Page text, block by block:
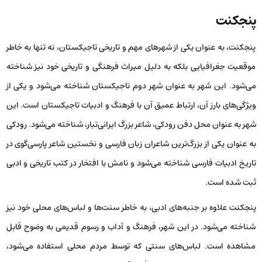
پنجکنت
پنجکنت، به عنوان یکی از شهرهای مهم و تاریخی تاجیکستان، نه تنها به خاطر
موقعیت جغرافیایی‌ بلکه به دلیل میراث فرهنگی و تاریخی‌ خود نیز شناخته
می‌شود. این شهر به عنوان شهر دوم تاجیکستان شناخته می‌شود و یکی از
ویژگی‌های بارز آن، ارتباط عمیق آن با فرهنگ و ادبیات تاجیکستان است. این
شهر به عنوان محل دفن رودکی، شاعر بزرگ ایرانی‌تبار، شناخته می‌شود. رودکی
به عنوان یکی از بزرگ‌ترین شاعران زبان فارسی و نخستین شاعر پارسی‌گوی در
تاریخ ادبیات فارسی شناخته می‌شود و نامش با افتخار در کتب تاریخی و ادبی
ثبت شده است.
پنجکنت علاوه بر جنبه‌های ادبی، به خاطر سنت‌ها و لباس‌های محلی خود نیز
شناخته می‌شود. در این شهر، فرهنگ و آداب و رسوم قدیمی به وضوح قابل
مشاهده است. لباس‌های سنتی که توسط مردم محلی استفاده می‌شود،